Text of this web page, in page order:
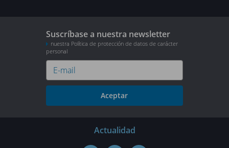
Suscríbase a nuestra newsletter
nuestra Política de protección de datos de carácter
personal
Aceptar
Actualidad